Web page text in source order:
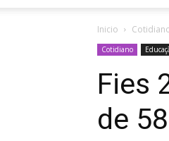
Inicio
Cotidiano
Fies
de